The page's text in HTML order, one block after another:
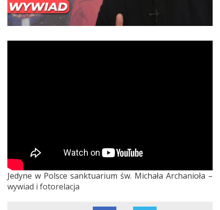
Jedyne w Polsce sanktuarium św. Michała Archanioła –
wywiad i fotorelacja